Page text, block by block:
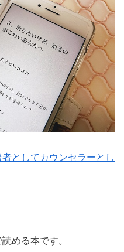
としてカウンセラーとし
める本です。